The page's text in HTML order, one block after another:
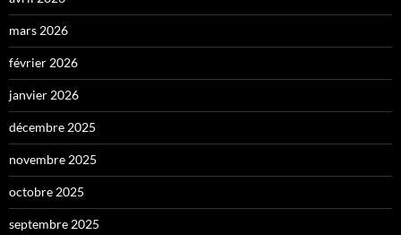
mars 2026
février 2026
janvier 2026
décembre 2025
novembre 2025
octobre 2025
septembre 2025